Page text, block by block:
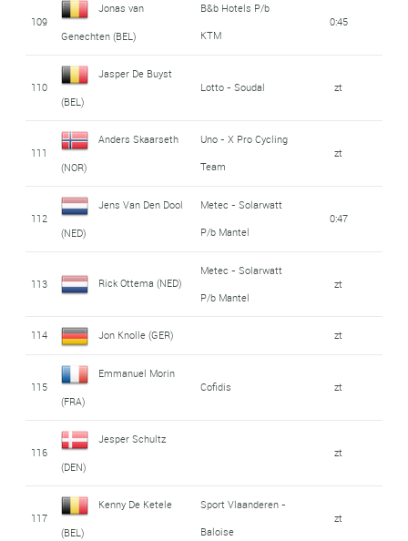
109
Jonas van
Genechten (BEL)
B&b Hotels P/b
KTM
0:45
110
Jasper De Buyst
(BEL)
Lotto - Soudal zt
111
Anders Skaarseth
(NOR)
Uno - X Pro Cycling
Team
zt
112
Jens Van Den Dool
(NED)
Metec - Solarwatt
P/b Mantel
0:47
113 Rick Ottema (NED)
Metec - Solarwatt
P/b Mantel
zt
114 Jon Knolle (GER) zt
115
Emmanuel Morin
(FRA)
Cofidis zt
116
Jesper Schultz
(DEN)
zt
117
Kenny De Ketele
(BEL)
Sport Vlaanderen -
Baloise
zt